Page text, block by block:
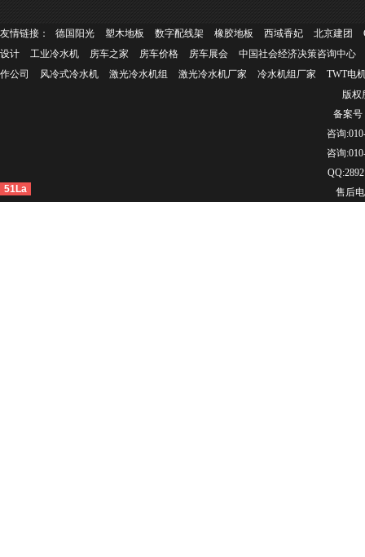
友情链接： 德国阳光 塑木地板 数字配线架 橡胶地板 西域香妃 北京建团
设计
工业冷水机 房车之家 房车价格 房车展会
中国社会经济决策咨询中心
作公司
风冷式冷水机 激光冷水机组 激光冷水机厂家 冷水机组厂家
TWT电
版权
备案号
咨询
咨询
售后
51La